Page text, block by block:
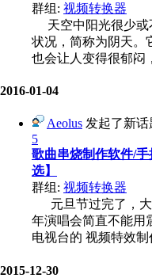
群组: 视频转换器
天空中阳光很少或
状况，简称为阴天。
也会让人变得很郁闷
2016-01-04
Aeolus 发起了新话
5
歌曲串烧制作软件/
选】
群组: 视频转换器
元旦节过完了，大
年演唱会简直不能用
电视台的 视频特效制
2015-12-30